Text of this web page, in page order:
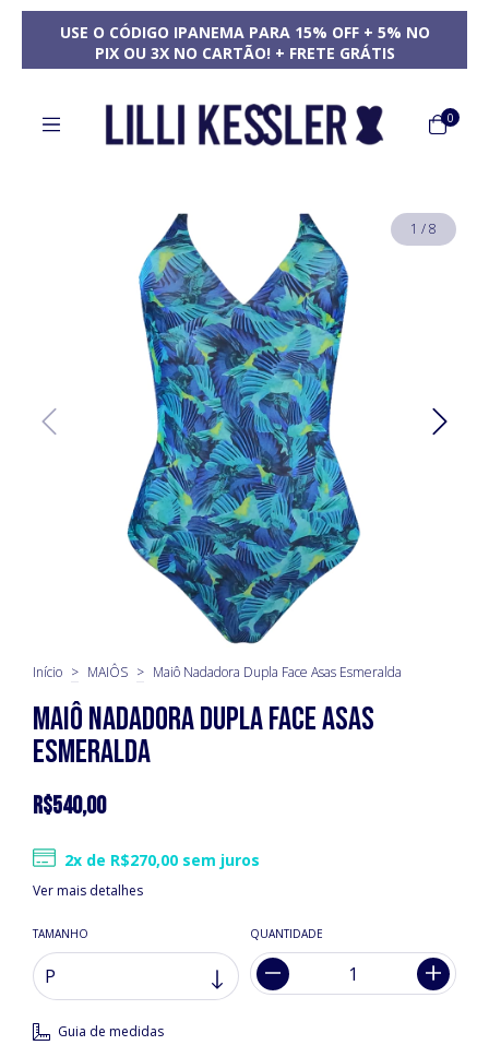
USE O CÓDIGO IPANEMA PARA 15% OFF + 5% NO
PIX OU 3X NO CARTÃO! + FRETE GRÁTIS
0
1 /8
Início > MAIÔS > Maiô Nadadora Dupla Face Asas Esmeralda
Maiô Nadadora Dupla Face Asas
Esmeralda
R$540,00
2x de R$270,00sem juros
Ver mais detalhes
TAMANHO QUANTIDADE
Guia de medidas